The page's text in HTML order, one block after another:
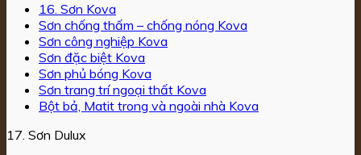
16. Sơn Kova
Sơn chống thấm – chống nóng Kova
Sơn công nghiệp Kova
Sơn đặc biệt Kova
Sơn phủ bóng Kova
Sơn trang trí ngoại thất Kova
Bột bả, Matit trong và ngoài nhà Kova
17. Sơn Dulux